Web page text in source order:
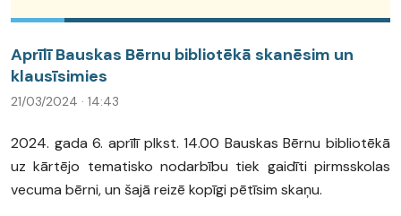
Aprīlī Bauskas Bērnu bibliotēkā skanēsim un
klausīsimies
21/03/2024 · 14:43
2024. gada 6. aprīlī plkst. 14.00 Bauskas Bērnu bibliotēkā
uz kārtējo tematisko nodarbību tiek gaidīti pirmsskolas
vecuma bērni, un šajā reizē kopīgi pētīsim skaņu.